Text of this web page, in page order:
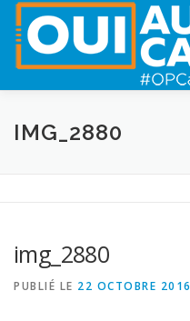
ACCUEIL INFOS
ADHÉSION
IMG_2880
img_2880
PUBLIÉ LE 22 OCTOBRE 2016